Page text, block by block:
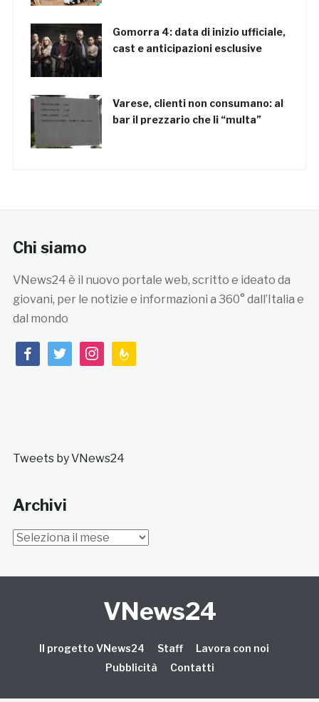
Gomorra 4: data di inizio ufficiale,
cast e anticipazioni esclusive
Varese, clienti non consumano: al
bar il prezzario che li “multa”
Chi siamo
VNews24 è il nuovo portale web, scritto e ideato da
giovani, per le notizie e informazioni a 360° dall’Italia e
dal mondo
facebooktwitterinstagramfeedburner
Tweets by VNews24
Archivi
Archivi
VNews24
Il progetto VNews24 Staff
Lavora con noi
Pubblicità
Contatti